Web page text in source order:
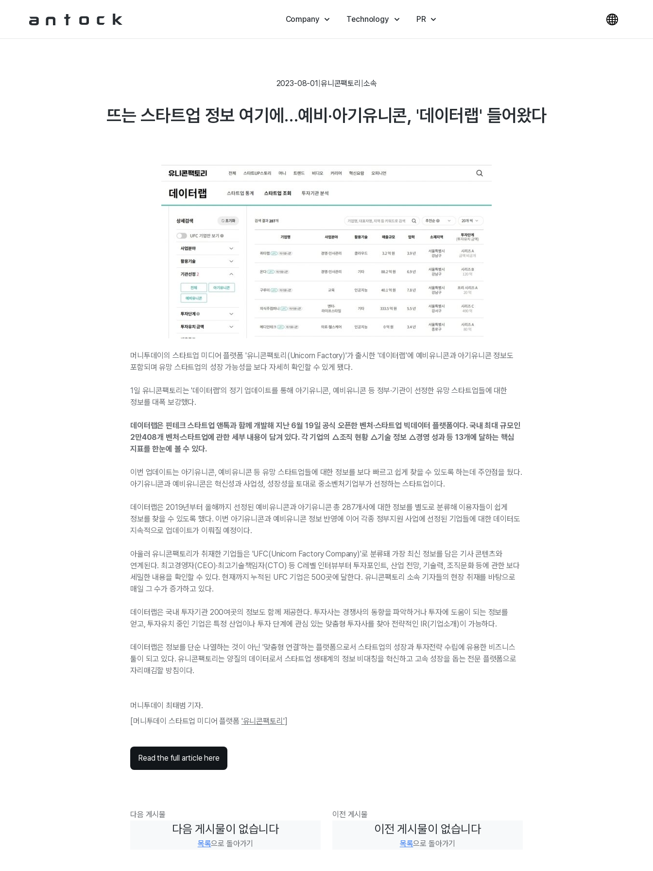
Company Technology PR
2023-08-01 유니콘팩토리 소속
뜨는 스타트업 정보 여기에…예비·아기유니콘, '데이터랩' 들어왔다
머니투데이의 스타트업 미디어 플랫폼 '유니콘팩토리(Unicorn Factory)'가 출시한 '데이터랩'에 예비유니콘과 아기유니콘 정보도
포함되며 유망 스타트업의 성장 가능성을 보다 자세히 확인할 수 있게 됐다.
1일 유니콘팩토리는 '데이터랩'의 정기 업데이트를 통해 아기유니콘, 예비유니콘 등 정부·기관이 선정한 유망 스타트업들에 대한
정보를 대폭 보강했다.
데이터랩은 핀테크 스타트업 앤톡과 함께 개발해 지난 6월 19일 공식 오픈한 벤처·스타트업 빅데이터 플랫폼이다. 국내 최대 규모인
2만408개 벤처·스타트업에 관한 세부 내용이 담겨 있다. 각 기업의 △조직 현황 △기술 정보 △경영 성과 등 13개에 달하는 핵심
지표를 한눈에 볼 수 있다.
이번 업데이트는 아기유니콘, 예비유니콘 등 유망 스타트업들에 대한 정보를 보다 빠르고 쉽게 찾을 수 있도록 하는데 주안점을 뒀다.
아기유니콘과 예비유니콘은 혁신성과 사업성, 성장성을 토대로 중소벤처기업부가 선정하는 스타트업이다.
데이터랩은 2019년부터 올해까지 선정된 예비유니콘과 아기유니콘 총 287개사에 대한 정보를 별도로 분류해 이용자들이 쉽게
정보를 찾을 수 있도록 했다. 이번 아기유니콘과 예비유니콘 정보 반영에 이어 각종 정부지원 사업에 선정된 기업들에 대한 데이터도
지속적으로 업데이트가 이뤄질 예정이다.
아울러 유니콘팩토리가 취재한 기업들은 'UFC(Unicorn Factory Company)'로 분류돼 가장 최신 정보를 담은 기사 콘텐츠와
연계된다. 최고경영자(CEO)·최고기술책임자(CTO) 등 C레벨 인터뷰부터 투자포인트, 산업 전망, 기술력, 조직문화 등에 관한 보다
세밀한 내용을 확인할 수 있다. 현재까지 누적된 UFC 기업은 500곳에 달한다. 유니콘팩토리 소속 기자들의 현장 취재를 바탕으로
매일 그 수가 증가하고 있다.
데이터랩은 국내 투자기관 200여곳의 정보도 함께 제공한다. 투자사는 경쟁사의 동향을 파악하거나 투자에 도움이 되는 정보를
얻고, 투자유치 중인 기업은 특정 산업이나 투자 단계에 관심 있는 맞춤형 투자사를 찾아 전략적인 IR(기업소개)이 가능하다.
데이터랩은 정보를 단순 나열하는 것이 아닌 '맞춤형 연결'하는 플랫폼으로서 스타트업의 성장과 투자전략 수립에 유용한 비즈니스
툴이 되고 있다. 유니콘팩토리는 양질의 데이터로서 스타트업 생태계의 정보 비대칭을 혁신하고 고속 성장을 돕는 전문 플랫폼으로
자리매김할 방침이다.
머니투데이 최태범 기자.
[머니투데이 스타트업 미디어 플랫폼 '유니콘팩토리']
Read the full article here
다음 게시물
다음 게시물이 없습니다
목록으로 돌아가기
이전 게시물
이전 게시물이 없습니다
목록으로 돌아가기